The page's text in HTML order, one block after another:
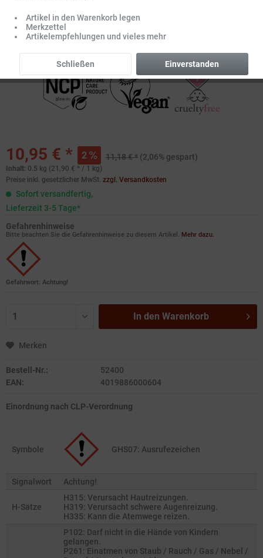
10,95 € * 2 11,18 € * (2,06% gespart)
Inhalt: 0.5 kg (21,90 € * / 1 kg)
Preise inkl. gesetzlicher MwSt. zzgl. Versandkosten
Sofort versandfertig,
Lieferzeit 3-5 Tage*
Gefahrenhinweise
Bitte beachten Sie die Gefahrenhinweise zu diesem Artikel. Mehr dazu.
Gefahrwort: Achtung!
In den Warenkorb
Merken
Bestell-Nr.:
52400
EAN:
4019886000604
Einordnung nach CLP-Verordnung
Symbole GHS07: Ausrufezeichen
Signalwort Achtung!
H-Sätze
H315: Verursacht Hautreizungen.
H319: Verursacht schwere Augenreizung.
H335: Kann die Atemwege reizen.
P102: Darf nicht in die Hände von Kindern
gelangen.
P261: Einatmen von Staub / Rauch / Gas / Nebel /
Artikel in den Warenkorb legen
Merkzettel
Artikelempfehlungen und vieles mehr
Einverstanden
Schließen